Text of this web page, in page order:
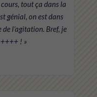
tout ça dans la
génial, on est dans
l’agitation. Bref, je
! »